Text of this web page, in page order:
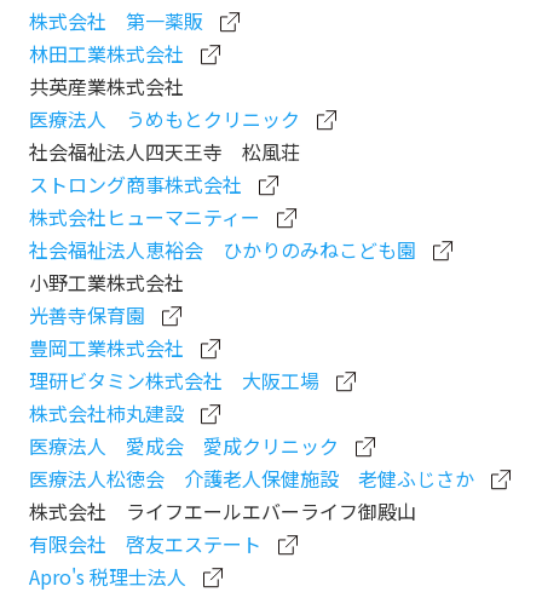
株式会社 第一薬販
林田工業株式会社
共英産業株式会社
医療法人 うめもとクリニック
社会福祉法人四天王寺 松風荘
ストロング商事株式会社
株式会社ヒューマニティー
社会福祉法人恵裕会 ひかりのみねこども園
小野工業株式会社
光善寺保育園
豊岡工業株式会社
理研ビタミン株式会社 大阪工場
株式会社柿丸建設
医療法人 愛成会 愛成クリニック
医療法人松徳会 介護老人保健施設 老健ふじさか
株式会社 ライフエールエバーライフ御殿山
有限会社 啓友エステート
Apro's 税理士法人